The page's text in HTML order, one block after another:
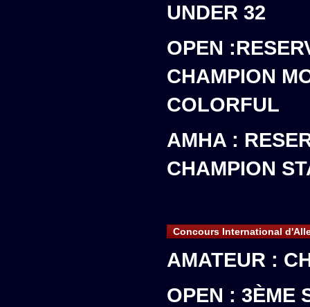
UNDER 32
OPEN
CHAMPION
COLORFUL
AMHA :
CHAMPION
Concours International
AMATEUR :
OPEN : 3ÈME